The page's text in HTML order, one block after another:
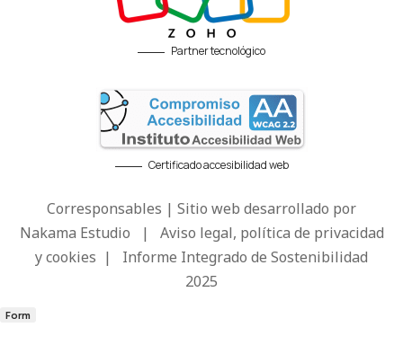
Partner tecnológico
Certificado accesibilidad web
Corresponsables | Sitio web desarrollado por
Nakama Estudio | Aviso legal, política de privacidad
y cookies | Informe Integrado de Sostenibilidad
2025
Form